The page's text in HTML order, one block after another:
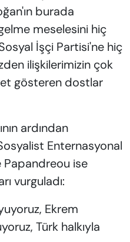
burada
meselesini hiç
İşçi Partisi'ne hiç
ilişkilerimizin çok
gösteren dostlar
ardından
Enternasyonal
Papandreou ise
vurguladı:
Ekrem
Türk halkıyla